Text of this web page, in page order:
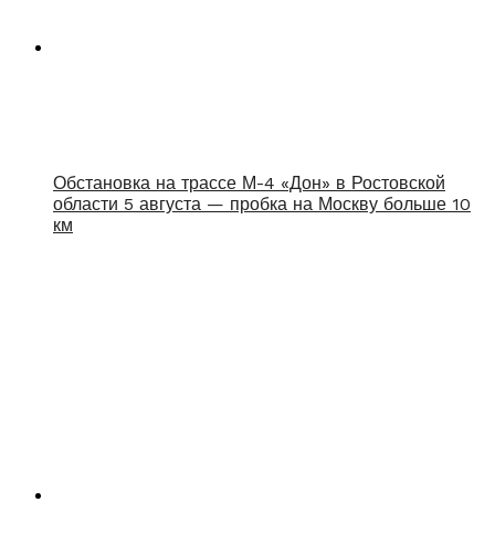
Обстановка на трассе М-4 «Дон» в Ростовской
области 5 августа — пробка на Москву больше 10
км